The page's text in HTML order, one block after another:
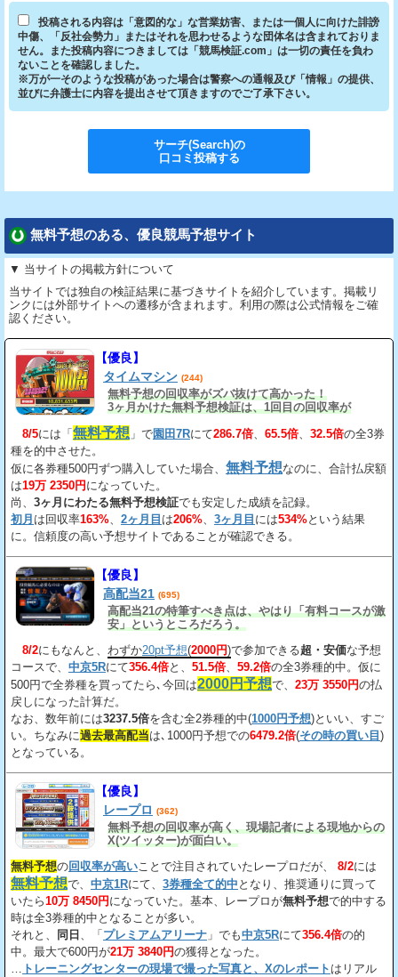
投稿される内容は「意図的な」な営業妨害、または一個人に向けた誹謗
中傷、「反社会勢力」またはそれを思わせるような団体名は含まれておりま
せん。また投稿内容につきましては「競馬検証.com」は一切の責任を負わ
ないことを確認しました。
※万が一そのような投稿があった場合は警察への通報及び「情報」の提供、
並びに弁護士に内容を提出させて頂きますのでご了承下さい。
サーチ(Search)の
口コミ投稿する
無料予想のある、優良競馬予想サイト
▼ 当サイトの掲載方針について
当サイトでは独自の検証結果に基づきサイトを紹介しています。掲載リ
ンクには外部サイトへの遷移が含まれます。利用の際は公式情報をご確
認ください。
【優良】
タイムマシン (244)
無料予想の回収率がズバ抜けて高かった！
3ヶ月かけた無料予想検証は、1回目の回収率が
8/5には「無料予想 」で園田7Rにて286.7倍 65.5倍 32.5倍の全3券
種を的中させた。
仮に各券種500円ずつ購入していた場合、 無料予想なのに、合計払戻額
は19万 2350円になっていた。
尚、 3ヶ月にわたる無料予想検証でも安定した成績を記録。
初月 は回収率163% 2ヶ月目 は206% 3ヶ月目 には534%という結果
に。信頼度の高い予想サイトであることが確認できる。
【優良】
高配当21 (695)
高配当21の特筆すべき点は、やはり「有料コースが激
安」というところだろう。
8/2にもなんと、 わずか20pt予想(2000円)で参加できる超・安価な予想
コースで、 中京5Rにて356.4倍と、 51.5倍 59.2倍の全3券種的中。仮に
500円で全券種を買ってたら､今回は2000円予想で、 23万 3550円の払
戻しになった計算だ。
なお、数年前には3237.5倍を含む全2券種的中(1000円予想)といい、すご
い。ちなみに過去最高配当は､1000円予想での6479.2倍(その時の買い目)
となっている。
【優良】
レープロ (362)
無料予想の回収率が高く、現場記者による現地からの
X(ツイッター)が面白い。
無料予想の回収率が高い ことで注目されていたレープロだが、 8/2には
無料予想で、 中京1Rにて、 3券種全て的中 となり、推奨通りに買って
いたら10万 8450円になっていた。基本、レープロが無料予想で的中する
時は全3券種的中となることが多い。
それと、 同日 、「プレミアムアリーナ 」でも中京5Rにて356.4倍の的
中。最大で600円が21万 3840円の獲得となった。
トレーニングセンターの現場で撮った写真と、Xのレポート はリアル